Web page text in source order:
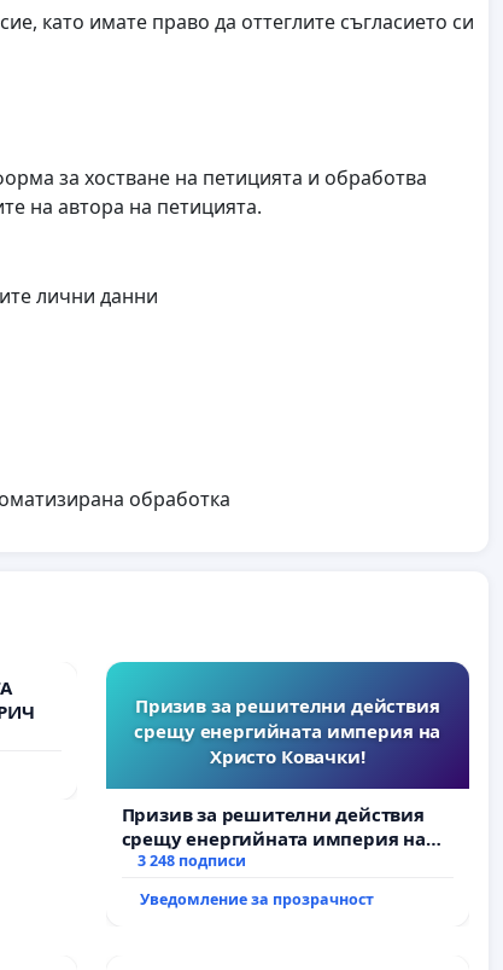
като имате право да оттеглите съгласието си
за хостване на петицията и обработва
на автора на петицията.
лични данни
обработка
Призив за решителни действия
срещу енергийната империя на
Христо Ковачки!
Призив за решителни действия
срещу енергийната империя на
Христо Ковачки!
3 248 подписи
Уведомление за прозрачност